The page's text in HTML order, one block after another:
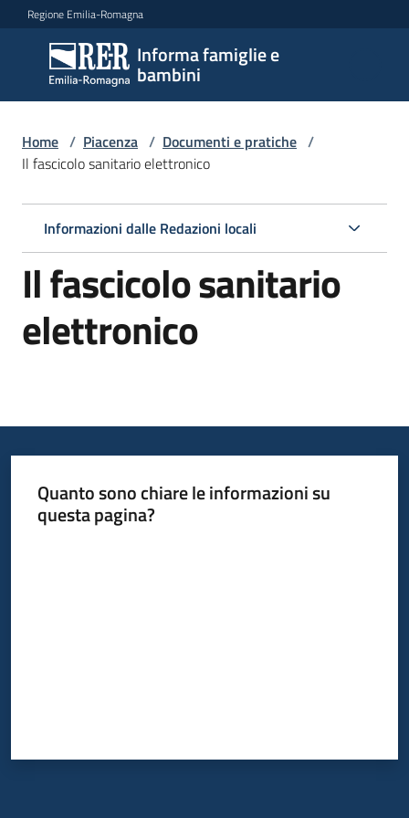
Vai al contenuto
Vai alla navigazione
Vai al footer
Regione Emilia-Romagna
Informa famiglie e
bambini
Informa
famiglie
e
bambini
Argomenti
Servizi
Centri
locali
Home / Piacenza / Documenti e pratiche /
Il fascicolo sanitario elettronico
Informazioni dalle Redazioni locali
Il fascicolo sanitario
elettronico
Quanto sono chiare le informazioni su
questa pagina?